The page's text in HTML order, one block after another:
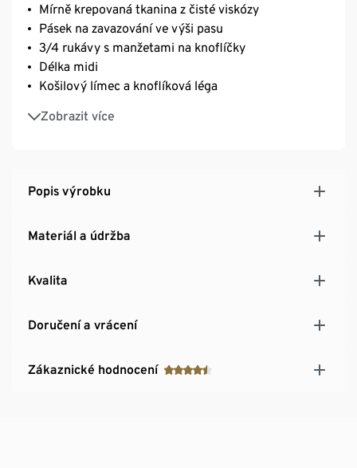
Mírně krepovaná tkanina z čisté viskózy
Pásek na zavazování ve výši pasu
3/4 rukávy s manžetami na knoflíčky
Délka midi
Košilový límec a knoflíková léga
Zobrazit více
Optimálně sedí díky záševkům na prsou
Popis výrobku
Materiál a údržba
Kvalita
Doručení a vrácení
Zákaznické hodnocení